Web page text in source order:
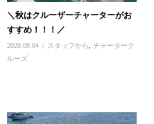
＼秋はクルーザーチャーターがお
すすめ！！！／
2020.09.04 スタッフから ,チャーターク
ルーズ